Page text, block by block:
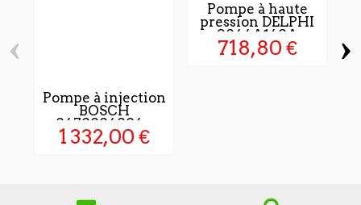
Pompe à injection
BOSCH
0470004004...
1 332,00 €
Pompe à haute
pression DELPHI
9044A140A
718,80 €
‹ ›